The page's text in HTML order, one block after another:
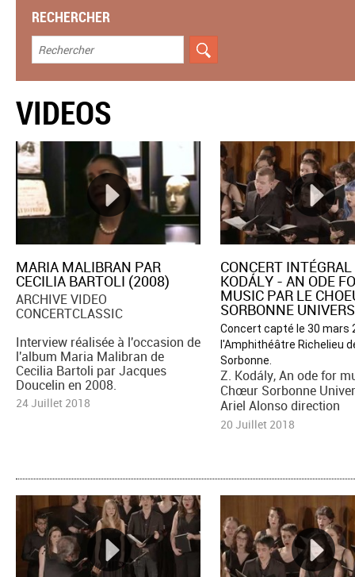
RECHERCHER
VIDEOS
MARIA MALIBRAN PAR
CECILIA BARTOLI (2008)
ARCHIVE VIDEO
CONCERTCLASSIC
Interview réalisée à l'occasion de
l'album Maria Malibran de
Cecilia Bartoli par Jacques
Doucelin en 2008.
24 Juillet 2018
CONCERT
KODÁLY - AN ODE
MUSIC PAR LE
SORBONNE
Concert capté le 30 mars
l'Amphithéâtre Richelieu
Sorbonne.
Z. Kodály, An ode for
Chœur Sorbonne
Ariel Alonso direction
20 Juillet 2018